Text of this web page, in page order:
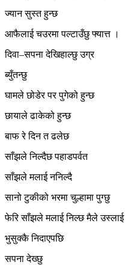
ज्यान सुस्त हुन्छ
आफैलाई चउरमा पल्टाउँछु फ्यात्त ।
दिवा–सपना देखिहाल्छु उग्र
ब्युँतन्छु
घामले छोडेर पर पुगेको हुन्छ
छायाले ढाकेको हुन्छ
बाफ रे दिन त ढलेछ
साँझले निल्दैछ पहाडपर्वत
साँझले मलाई ननिल्दै
सानो टुकीको भरमा चुल्हामा पुग्छु
फेरि साँझले मलाई निल्छ मैले उस्लाई
भुसुक्कै निदाएपछि
सपना देख्छु